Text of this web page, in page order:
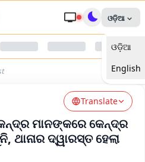
Shakti
Connect
ଓଡ଼ିଆ
ଓଡ଼ିଆ
English
Translate
ମାନଙ୍କରେ କେନ୍ଦ୍ର
ଥାନାର ଦ୍ୱାରସ୍ତ ହେଲା